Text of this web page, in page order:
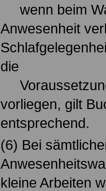
wenn beim
Anwesenheit
die
vorliegen, gilt
entsprechend.
(6) Bei
kleine Arbeiten